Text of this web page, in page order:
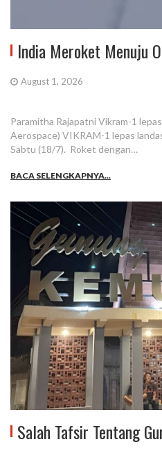
India Meroket Menuju
August 1, 2026
Paramitha Rajapatni Vikram-1
Aerospace) VIKRAM-1 lepas
Sabtu (18/7). Roket dengan…
BACA SELENGKAPNYA...
Salah Tafsir Tentang